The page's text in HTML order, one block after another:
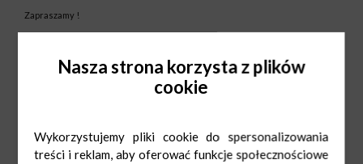
Zapraszamy !
Nasza strona korzysta z plików
cookie
Wykorzystujemy pliki cookie do spersonalizowania
treści i reklam, aby oferować funkcje społecznościowe